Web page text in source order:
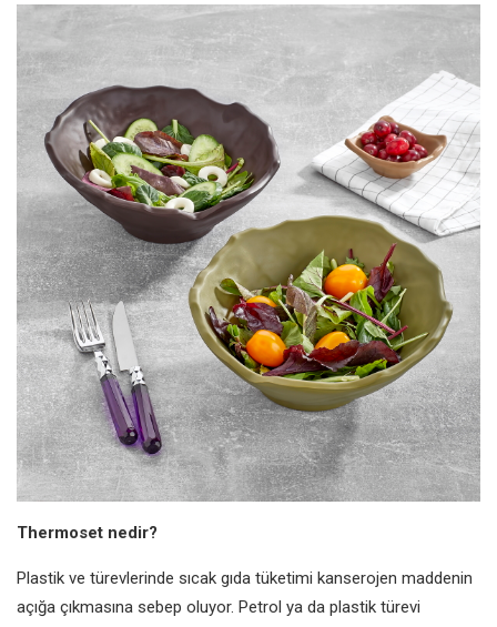
Thermoset nedir?
Plastik ve türevlerinde sıcak gıda tüketimi kanserojen maddenin
açığa çıkmasına sebep oluyor. Petrol ya da plastik türevi